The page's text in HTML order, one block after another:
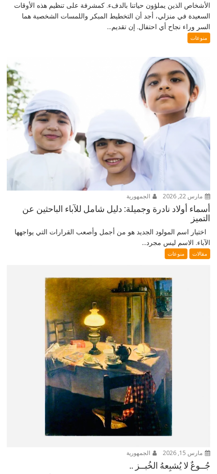
الأشخاص الذين يملؤون حياتنا بالدفء. كمشرفة على تنظيم هذه الأوقات
السعيدة في منزلي، أجد أن التخطيط المبكر واللمسات الشخصية هما
السر وراء نجاح أي احتفال. إن تقديم...
منوعات
مارس 22, 2026 الجمهورية
أسماء أولاد نادرة وجميلة: دليل شامل للآباء الباحثين عن
التميز
اختيار اسم المولود الجديد هو من أجمل وأصعب القرارات التي يواجهها
الآباء. الاسم ليس مجرد...
مقالات منوعات
مارس 15, 2026 الجمهورية
جُــوعٌ لا يُشبِعهُ الخُبــز ..